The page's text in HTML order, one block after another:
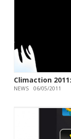
Climaction
NEWS 06/05/2011